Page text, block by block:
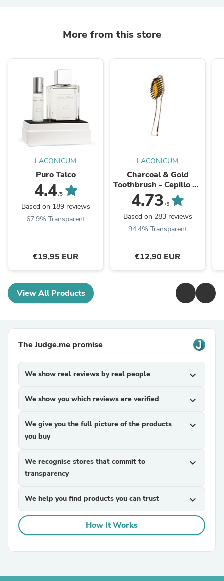
More from this store
LACONICUM
Puro Talco
4.4/5
Based on 189 reviews
67.9% Transparent
€19,95 EUR
LACONICUM
Charcoal & Gold
Toothbrush - Cepillo de
dientes con carbón de
bambú
4.73 /5
Based on 283 reviews
94.4% Transparent
€12,90 EUR
View All Products
The Judge.me promise
We show real reviews by real people expand_more
We show you which reviews are verified expand_more
We give you the full picture of the products
you buy
expand_more
We recognise stores that commit to
transparency
expand_more
We help you find products you can trust expand_more
How It Works